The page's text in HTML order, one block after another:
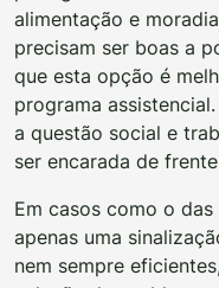
alimentação e
precisam ser boas a
que esta opção é
programa
a questão social e
ser encarada de
Em casos como o
apenas uma
nem sempre